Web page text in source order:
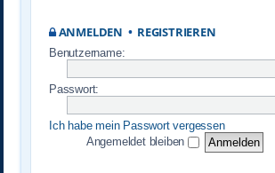
ANMELDEN • REGISTRIEREN
Benutzername:
Passwort:
Ich habe mein Passwort vergessen
Angemeldet bleiben